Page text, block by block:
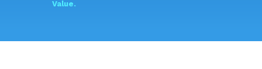
Value.
SERVICIOS
TRANSPARENCIA